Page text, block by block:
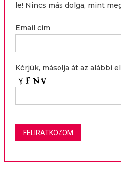
le! Nincs más dolga, mint
Email cím
Kérjük, másolja át az alábbi